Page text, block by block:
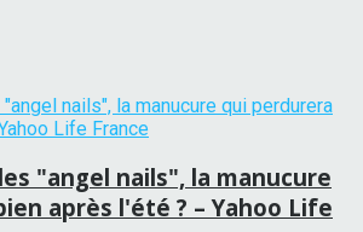
"angel nails", la manucure
après l'été ? – Yahoo Life